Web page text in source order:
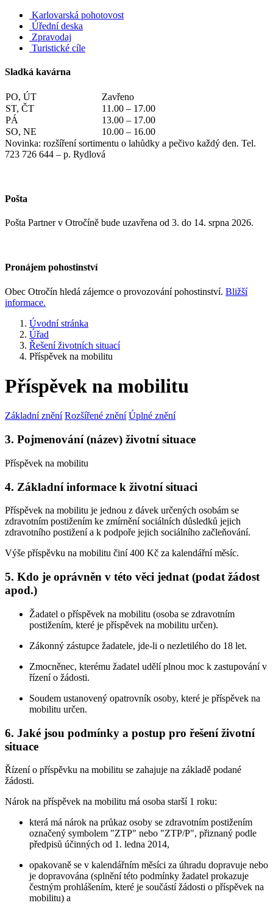
Karlovarská pohotovost
Úřední deska
Zpravodaj
Turistické cíle
Sladká kavárna
PO, ÚT
Zavřeno
ST, ČT
11.00 – 17.00
PÁ
13.00 – 17.00
SO, NE
10.00 – 16.00
Novinka: rozšíření sortimentu o lahůdky a pečivo každý den. Tel.
723 726 644 – p. Rydlová
Pošta
Pošta Partner v Otročíně bude uzavřena od 3. do 14. srpna 2026.
Pronájem pohostinství
Obec Otročín hledá zájemce o provozování pohostinství. Bližší
informace.
Úvodní stránka
Úřad
Řešení životních situací
Příspěvek na mobilitu
Příspěvek na mobilitu
Základní znění Rozšířené znění Úplné znění
3. Pojmenování (název) životní situace
Příspěvek na mobilitu
4. Základní informace k životní situaci
Příspěvek na mobilitu je jednou z dávek určených osobám se
zdravotním postižením ke zmírnění sociálních důsledků jejich
zdravotního postižení a k podpoře jejich sociálního začleňování.
Výše příspěvku na mobilitu činí 400 Kč za kalendářní měsíc.
5. Kdo je oprávněn v této věci jednat (podat žádost
apod.)
Žadatel o příspěvek na mobilitu (osoba se zdravotním
postižením, které je příspěvek na mobilitu určen).
Zákonný zástupce žadatele, jde-li o nezletilého do 18 let.
Zmocněnec, kterému žadatel udělí plnou moc k zastupování v
řízení o žádosti.
Soudem ustanovený opatrovník osoby, které je příspěvek na
mobilitu určen.
6. Jaké jsou podmínky a postup pro řešení životní
situace
Řízení o příspěvku na mobilitu se zahajuje na základě podané
žádosti.
Nárok na příspěvek na mobilitu má osoba starší 1 roku:
která má nárok na průkaz osoby se zdravotním postižením
označený symbolem "ZTP" nebo "ZTP/P", přiznaný podle
předpisů účinných od 1. ledna 2014,
opakovaně se v kalendářním měsíci za úhradu dopravuje nebo
je dopravována (splnění této podmínky žadatel prokazuje
čestným prohlášením, které je součástí žádosti o příspěvek na
mobilitu) a